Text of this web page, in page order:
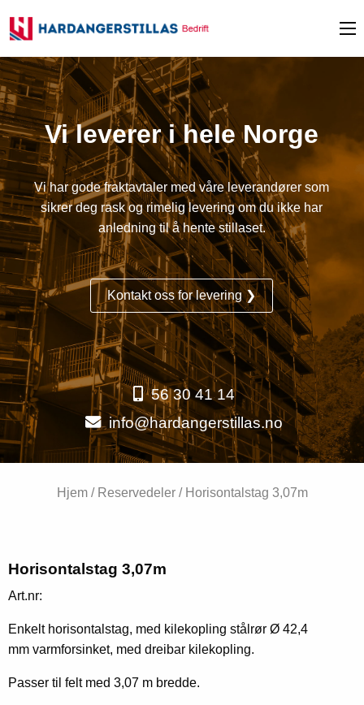
Vi leverer i hele Norge
Vi har gode fraktavtaler med våre leverandører som
sikrer deg rask og rimelig levering om du ikke har
anledning til å hente stillaset.
Kontakt oss for levering ❯
56 30 41 14
info@hardangerstillas.no
Hjem/ Reservedeler/ Horisontalstag 3,07m
Horisontalstag 3,07m
Art.nr:
Enkelt horisontalstag, med kilekopling stålrør Ø 42,4
mm varmforsinket, med dreibar kilekopling.
Passer til felt med 3,07 m bredde.